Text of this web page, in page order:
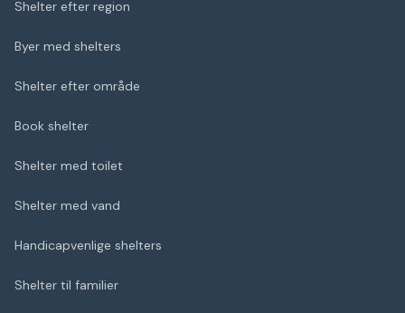
Shelter efter region
Byer med shelters
Shelter efter område
Book shelter
Shelter med toilet
Shelter med vand
Handicapvenlige shelters
Shelter til familier